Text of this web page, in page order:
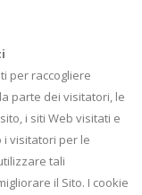
per raccogliere
parte dei visitatori, le
i siti Web visitati e
i visitatori per le
tali
il Sito. I cookie